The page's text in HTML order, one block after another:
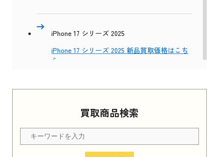
買取商品検索
iPhone 17 シリーズ 2025
iPhone 17 シリーズ 2025 新品買取価格はこち
ら
Apple Watch Series 11 2025 新品買取価格はこ
ちら